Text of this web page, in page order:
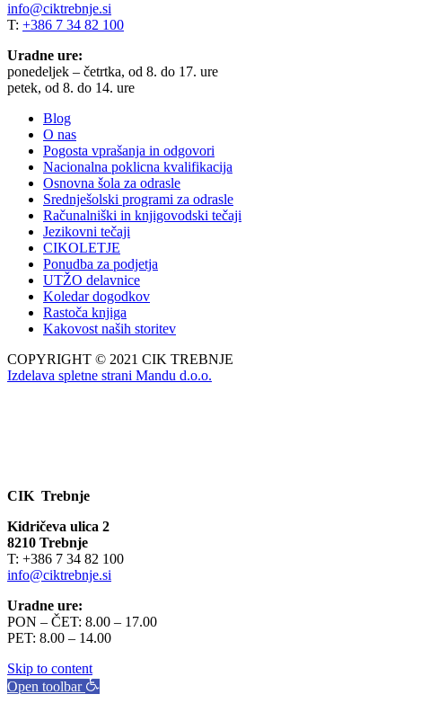
info@ciktrebnje.si
T: +386 7 34 82 100
Uradne ure:
ponedeljek – četrtka, od 8. do 17. ure
petek, od 8. do 14. ure
Blog
O nas
Pogosta vprašanja in odgovori
Nacionalna poklicna kvalifikacija
Osnovna šola za odrasle
Srednješolski programi za odrasle
Računalniški in knjigovodski tečaji
Jezikovni tečaji
CIKOLETJE
Ponudba za podjetja
UTŽO delavnice
Koledar dogodkov
Rastoča knjiga
Kakovost naših storitev
COPYRIGHT © 2021 CIK TREBNJE
Izdelava spletne strani Mandu d.o.o.
CIK Trebnje
Kidričeva ulica 2
8210 Trebnje
T: +386 7 34 82 100
info@ciktrebnje.si
Uradne ure:
PON – ČET: 8.00 – 17.00
PET: 8.00 – 14.00
Skip to content
Open toolbar